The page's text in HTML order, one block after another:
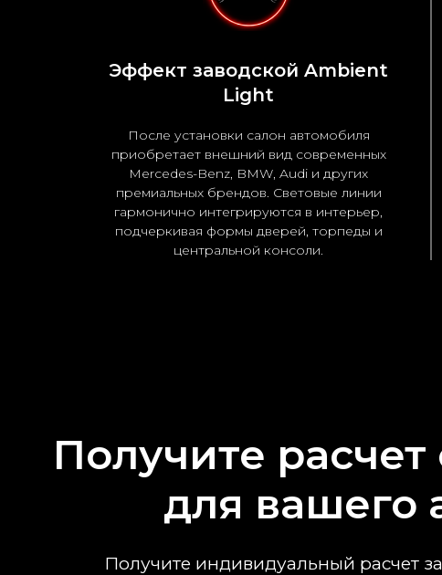
Эффект заводской Ambient
Light
После установки салон автомобиля
приобретает внешний вид современных
Mercedes-Benz, BMW, Audi и других
премиальных брендов. Световые линии
гармонично интегрируются в интерьер,
подчеркивая формы дверей, торпеды и
центральной консоли.
Получите
для вашего
Получите индивидуальный расчет